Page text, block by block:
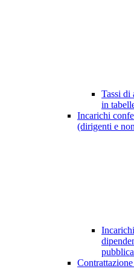
Tassi di
in
Incarichi
(dirigenti e